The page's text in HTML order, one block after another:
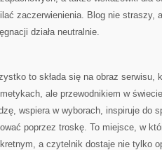
zaczerwienienia. Blog nie straszy,
działa neutralnie.
to składa się na obraz serwisu,
ale przewodnikiem w
wspiera w wyborach, inspiruje do
poprzez troskę. To miejsce, w
a czytelnik dostaje nie tylko